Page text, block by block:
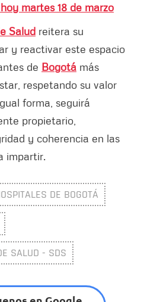
martes 18 de marzo
Salud reitera su
y reactivar este espacio
de Bogotá más
respetando su valor
forma, seguirá
propietario,
y coherencia en las
impartir.
DE BOGOTÁ
SALUD - SDS